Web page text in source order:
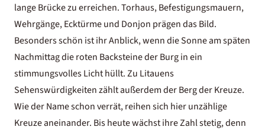
lange Brücke zu erreichen. Torhaus, Befestigungsmauern,
Wehrgänge, Ecktürme und Donjon prägen das Bild.
Besonders schön ist ihr Anblick, wenn die Sonne am späten
Nachmittag die roten Backsteine der Burg in ein
stimmungsvolles Licht hüllt. Zu Litauens
Sehenswürdigkeiten zählt außerdem der Berg der Kreuze.
Wie der Name schon verrät, reihen sich hier unzählige
Kreuze aneinander. Bis heute wächst ihre Zahl stetig, denn